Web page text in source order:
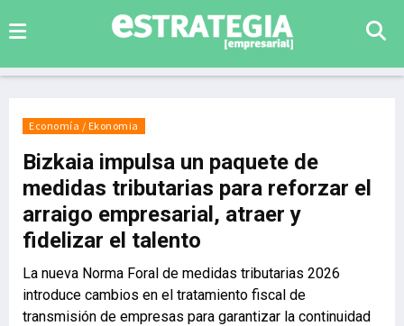
Economía / Ekonomia
Bizkaia impulsa un paquete de
medidas tributarias para reforzar el
arraigo empresarial, atraer y
fidelizar el talento
La nueva Norma Foral de medidas tributarias 2026
introduce cambios en el tratamiento fiscal de
transmisión de empresas para garantizar la continuidad